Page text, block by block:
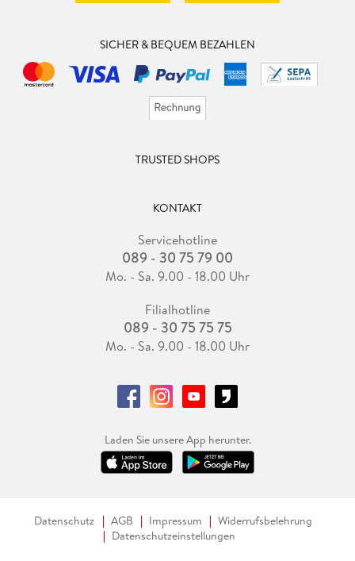
SICHER & BEQUEM BEZAHLEN
TRUSTED SHOPS
KONTAKT
Servicehotline
089 - 30 75 79 00
Mo. - Sa. 9.00 - 18.00 Uhr
Filialhotline
089 - 30 75 75 75
Mo. - Sa. 9.00 - 18.00 Uhr
Laden Sie unsere App herunter.
Datenschutz AGB Impressum
Widerrufsbelehrung
Datenschutzeinstellungen